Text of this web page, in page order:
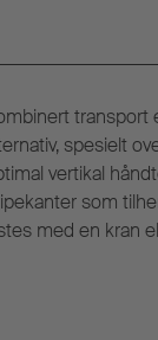
transport
spesielt
vertikal
som
med en kran